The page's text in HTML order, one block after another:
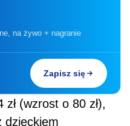
na żywo + nagranie
Zapisz się
(wzrost o 80 zł),
dzieckiem